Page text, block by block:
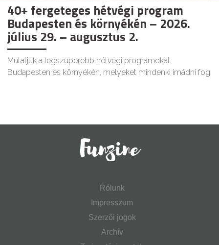
40+ fergeteges hétvégi program
Budapesten és környékén – 2026.
július 29. – augusztus 2.
Mutatjuk a legszuperebb hétvégi programokat
Budapesten és környékén, melyeket mindenki imádni fog.
Rólunk
Impresszum
Szerzői jogok
Archív